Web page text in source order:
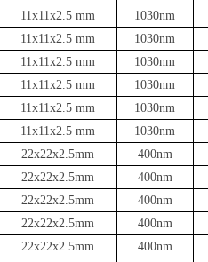
11x11x2.5 mm 1030nm
11x11x2.5 mm 1030nm
11x11x2.5 mm 1030nm
11x11x2.5 mm 1030nm
11x11x2.5 mm 1030nm
11x11x2.5 mm 1030nm
22x22x2.5mm 400nm
22x22x2.5mm 400nm
22x22x2.5mm 400nm
22x22x2.5mm 400nm
22x22x2.5mm 400nm